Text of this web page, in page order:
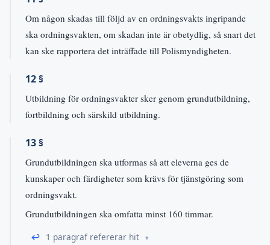
Om någon skadas till följd av en ordningsvakts ingripande
ska ordningsvakten, om skadan inte är obetydlig, så snart det
kan ske rapportera det inträffade till Polismyndigheten.
12 §
Utbildning för ordningsvakter sker genom grundutbildning,
fortbildning och särskild utbildning.
13 §
Grundutbildningen ska utformas så att eleverna ges de
kunskaper och färdigheter som krävs för tjänstgöring som
ordningsvakt.
Grundutbildningen ska omfatta minst 160 timmar.
↩ 1 paragraf refererar hit